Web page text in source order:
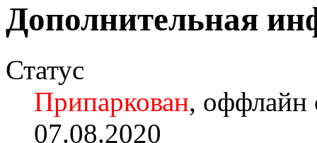
Дополнительная
Статус
Припаркован, оффлайн
07.08.2020